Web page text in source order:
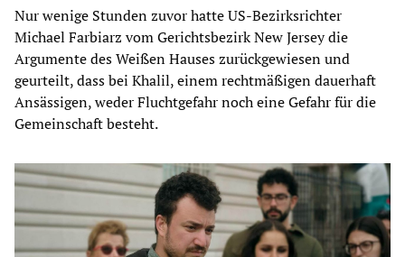
Nur wenige Stunden zuvor hatte US-Bezirksrichter
Michael Farbiarz vom Gerichtsbezirk New Jersey die
Argumente des Weißen Hauses zurückgewiesen und
geurteilt, dass bei Khalil, einem rechtmäßigen dauerhaft
Ansässigen, weder Fluchtgefahr noch eine Gefahr für die
Gemeinschaft besteht.